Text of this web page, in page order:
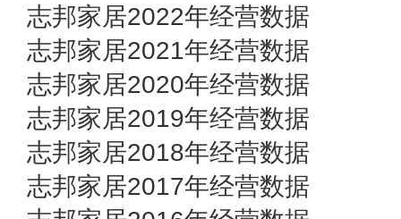
志邦家居2022年经营数据
志邦家居2021年经营数据
志邦家居2020年经营数据
志邦家居2019年经营数据
志邦家居2018年经营数据
志邦家居2017年经营数据